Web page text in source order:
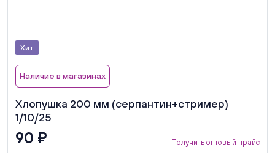
Хит
Наличие в магазинах
Хлопушка 200 мм (серпантин+стример)
1/10/25
90 ₽ Получить оптовый прайс